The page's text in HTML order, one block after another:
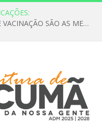
FEBRE AMARELA: INFORMAÇÃO E VACINAÇÃO SÃO AS MELHORES FORMAS DE PREVENÇÃO